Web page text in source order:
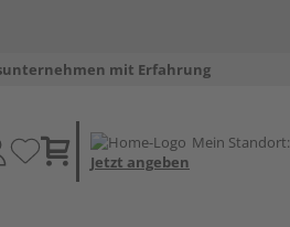
mit Erfahrung
Mein Standort:
Jetzt angeben